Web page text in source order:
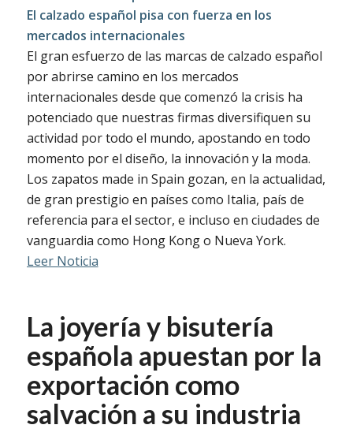
El calzado español pisa con fuerza en los
mercados internacionales
El gran esfuerzo de las marcas de calzado español
por abrirse camino en los mercados
internacionales desde que comenzó la crisis ha
potenciado que nuestras firmas diversifiquen su
actividad por todo el mundo, apostando en todo
momento por el diseño, la innovación y la moda.
Los zapatos made in Spain gozan, en la actualidad,
de gran prestigio en países como Italia, país de
referencia para el sector, e incluso en ciudades de
vanguardia como Hong Kong o Nueva York.
Leer Noticia
La joyería y bisutería
española apuestan por la
exportación como
salvación a su industria